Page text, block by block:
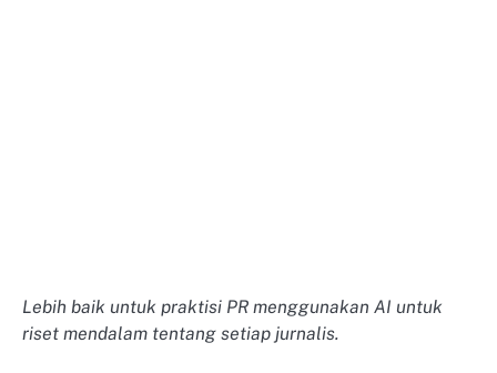
Lebih baik untuk praktisi PR menggunakan AI untuk
riset mendalam tentang setiap jurnalis.